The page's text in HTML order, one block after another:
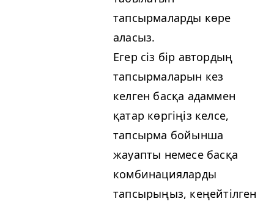
тапсырмаларды көре
аласыз.
Егер сіз бір автордың
тапсырмаларын кез
келген басқа адаммен
қатар көргіңіз келсе,
тапсырма бойынша
жауапты немесе басқа
комбинацияларды
тапсырыңыз, кеңейтілген